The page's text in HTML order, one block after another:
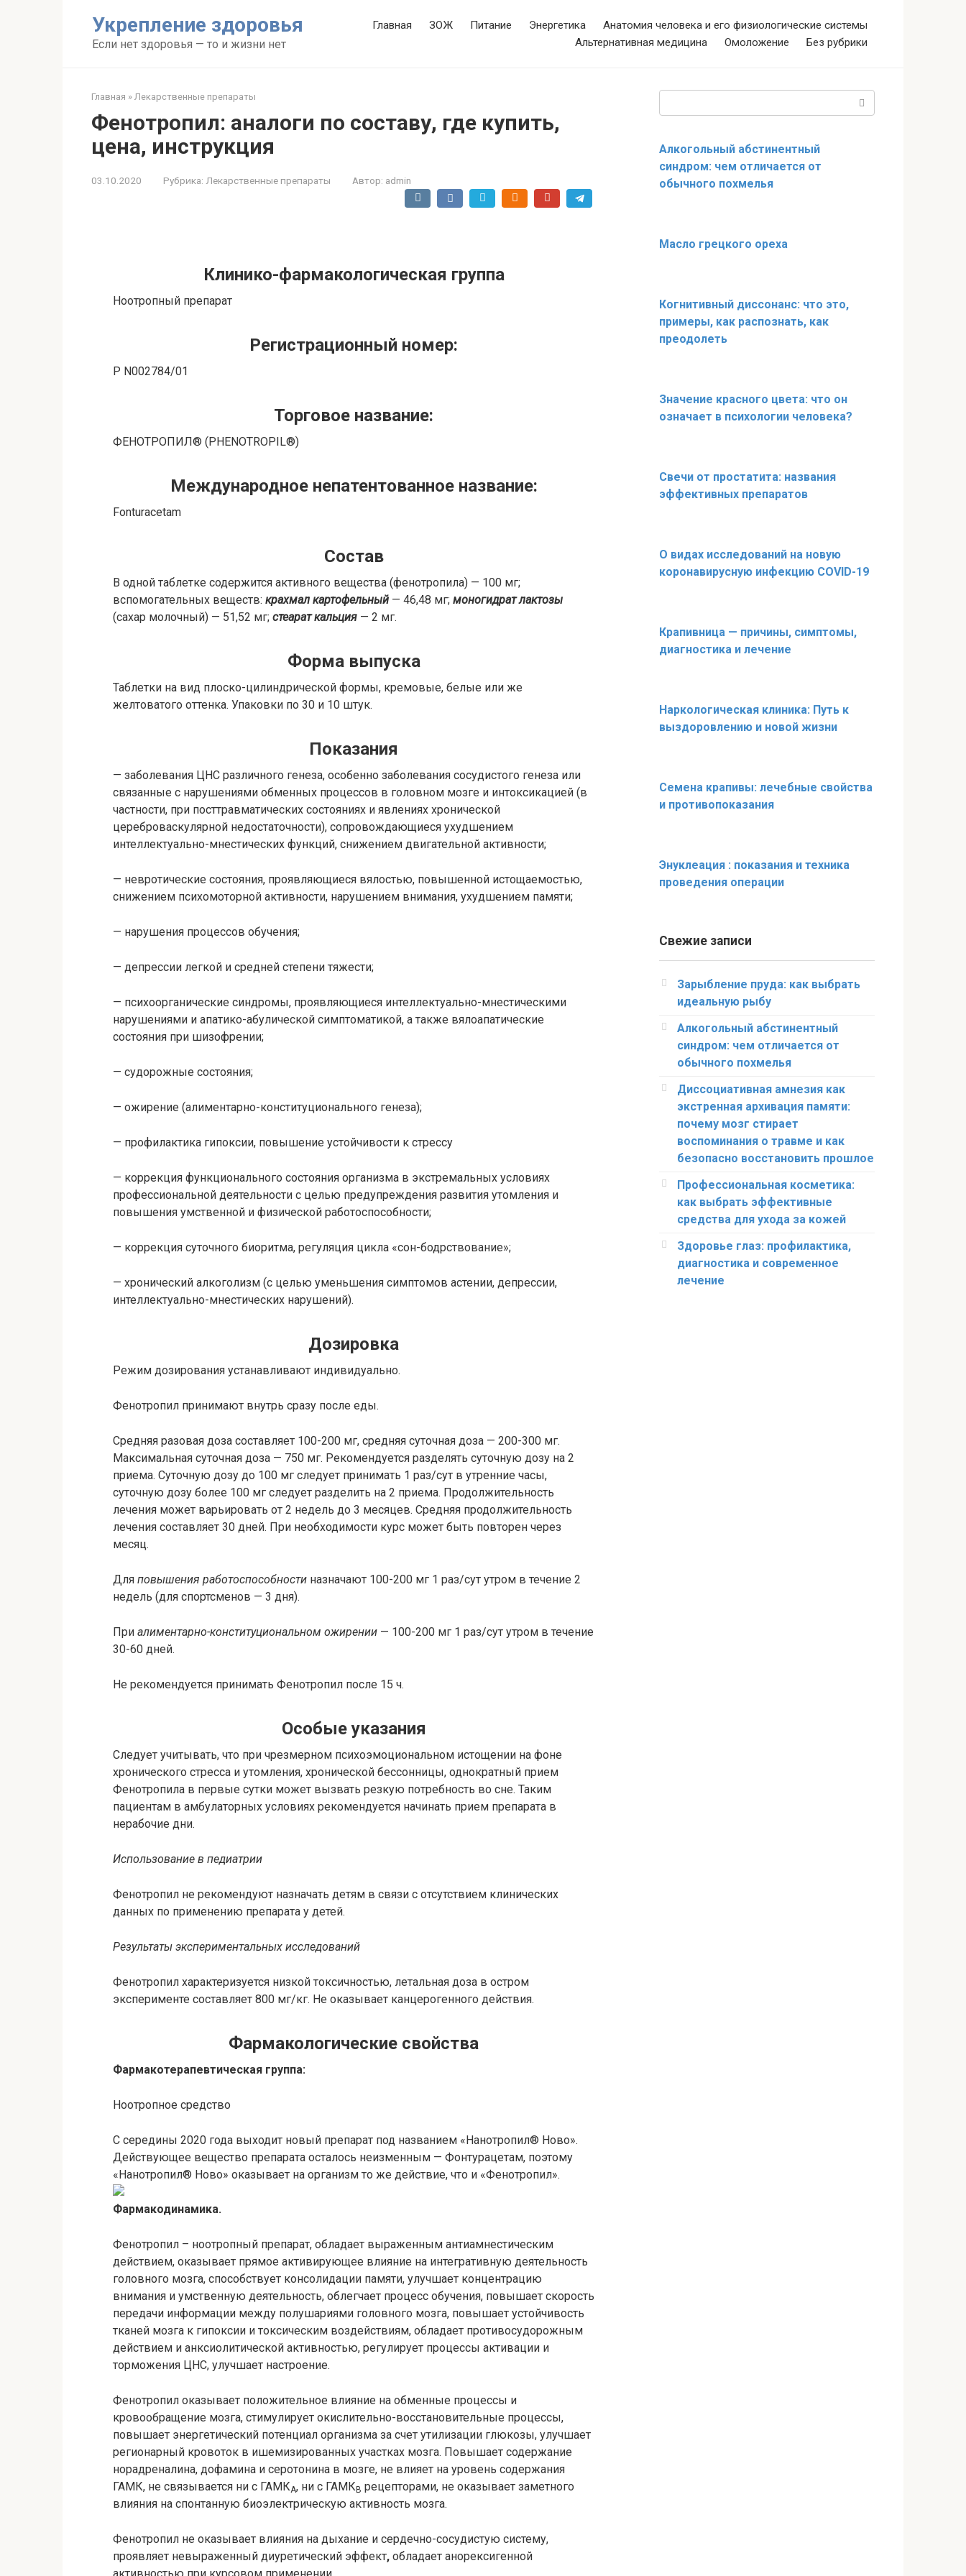
Укрепление здоровья
Если нет здоровья — то и жизни нет
Главная ЗОЖ Питание Энергетика
Анатомия человека и его физиологические системы
Альтернативная медицина
Омоложение Без рубрики
Главная » Лекарственные препараты
Фенотропил: аналоги по составу, где купить,
цена, инструкция
03.10.2020 Рубрика: Лекарственные препараты Автор: admin
Клинико-фармакологическая группа
Ноотропный препарат
Регистрационный номер:
Р N002784/01
Торговое название:
ФЕНОТРОПИЛ® (PHENOTROPIL®)
Международное непатентованное название:
Fonturacetam
Состав
В одной таблетке содержится активного вещества (фенотропила) — 100 мг;
вспомогательных веществ: крахмал картофельный — 46,48 мг; моногидрат лактозы
(сахар молочный) — 51,52 мг; стеарат кальция — 2 мг.
Форма выпуска
Таблетки на вид плоско-цилиндрической формы, кремовые, белые или же
желтоватого оттенка. Упаковки по 30 и 10 штук.
Показания
— заболевания ЦНС различного генеза, особенно заболевания сосудистого генеза или
связанные с нарушениями обменных процессов в головном мозге и интоксикацией (в
частности, при посттравматических состояниях и явлениях хронической
цереброваскулярной недостаточности), сопровождающиеся ухудшением
интеллектуально-мнестических функций, снижением двигательной активности;
— невротические состояния, проявляющиеся вялостью, повышенной истощаемостью,
снижением психомоторной активности, нарушением внимания, ухудшением памяти;
— нарушения процессов обучения;
— депрессии легкой и средней степени тяжести;
— психоорганические синдромы, проявляющиеся интеллектуально-мнестическими
нарушениями и апатико-абулической симптоматикой, а также вялоапатические
состояния при шизофрении;
— судорожные состояния;
— ожирение (алиментарно-конституционального генеза);
— профилактика гипоксии, повышение устойчивости к стрессу
— коррекция функционального состояния организма в экстремальных условиях
профессиональной деятельности с целью предупреждения развития утомления и
повышения умственной и физической работоспособности;
— коррекция суточного биоритма, регуляция цикла «сон-бодрствование»;
— хронический алкоголизм (с целью уменьшения симптомов астении, депрессии,
интеллектуально-мнестических нарушений).
Дозировка
Режим дозирования устанавливают индивидуально.
Фенотропил принимают внутрь сразу после еды.
Средняя разовая доза составляет 100-200 мг, средняя суточная доза — 200-300 мг.
Максимальная суточная доза — 750 мг. Рекомендуется разделять суточную дозу на 2
приема. Суточную дозу до 100 мг следует принимать 1 раз/сут в утренние часы,
суточную дозу более 100 мг следует разделить на 2 приема. Продолжительность
лечения может варьировать от 2 недель до 3 месяцев. Средняя продолжительность
лечения составляет 30 дней. При необходимости курс может быть повторен через
месяц.
Для повышения работоспособности назначают 100-200 мг 1 раз/сут утром в течение 2
недель (для спортсменов — 3 дня).
При алиментарно-конституциональном ожирении — 100-200 мг 1 раз/сут утром в течение
30-60 дней.
Не рекомендуется принимать Фенотропил после 15 ч.
Особые указания
Следует учитывать, что при чрезмерном психоэмоциональном истощении на фоне
хронического стресса и утомления, хронической бессонницы, однократный прием
Фенотропила в первые сутки может вызвать резкую потребность во сне. Таким
пациентам в амбулаторных условиях рекомендуется начинать прием препарата в
нерабочие дни.
Использование в педиатрии
Фенотропил не рекомендуют назначать детям в связи с отсутствием клинических
данных по применению препарата у детей.
Результаты экспериментальных исследований
Фенотропил характеризуется низкой токсичностью, летальная доза в остром
эксперименте составляет 800 мг/кг. Не оказывает канцерогенного действия.
Фармакологические свойства
Фармакотерапевтическая группа:
Ноотропное средство
С середины 2020 года выходит новый препарат под названием «Нанотропил®️ Ново».
Действующее вещество препарата осталось неизменным — Фонтурацетам, поэтому
«Нанотропил®️ Ново» оказывает на организм то же действие, что и «Фенотропил».
Фармакодинамика.
Фенотропил – ноотропный препарат, обладает выраженным антиамнестическим
действием, оказывает прямое активирующее влияние на интегративную деятельность
головного мозга, способствует консолидации памяти, улучшает концентрацию
внимания и умственную деятельность, облегчает процесс обучения, повышает скорость
передачи информации между полушариями головного мозга, повышает устойчивость
тканей мозга к гипоксии и токсическим воздействиям, обладает противосудорожным
действием и анксиолитической активностью, регулирует процессы активации и
торможения ЦНС, улучшает настроение.
Фенотропил оказывает положительное влияние на обменные процессы и
кровообращение мозга, стимулирует окислительно-восстановительные процессы,
повышает энергетический потенциал организма за счет утилизации глюкозы, улучшает
регионарный кровоток в ишемизированных участках мозга. Повышает содержание
норадреналина, дофамина и серотонина в мозге, не влияет на уровень содержания
ГАМК, не связывается ни с ГАМКА, ни с ГАМКB рецепторами, не оказывает заметного
влияния на спонтанную биоэлектрическую активность мозга.
Фенотропил не оказывает влияния на дыхание и сердечно-сосудистую систему,
проявляет невыраженный диуретический эффект, обладает анорексигенной
Алкогольный абстинентный
синдром: чем отличается от
обычного похмелья
Масло грецкого ореха
Когнитивный диссонанс: что это,
примеры, как распознать, как
преодолеть
Значение красного цвета: что он
означает в психологии человека?
Свечи от простатита: названия
эффективных препаратов
О видах исследований на новую
коронавирусную инфекцию COVID-19
Крапивница — причины, симптомы,
диагностика и лечение
Наркологическая клиника: Путь к
выздоровлению и новой жизни
Семена крапивы: лечебные свойства
и противопоказания
Энуклеация : показания и техника
проведения операции
Свежие записи
Зарыбление пруда: как выбрать
идеальную рыбу
Алкогольный абстинентный
синдром: чем отличается от
обычного похмелья
Диссоциативная амнезия как
экстренная архивация памяти:
почему мозг стирает
воспоминания о травме и как
безопасно восстановить прошлое
Профессиональная косметика:
как выбрать эффективные
средства для ухода за кожей
Здоровье глаз: профилактика,
диагностика и современное
лечение